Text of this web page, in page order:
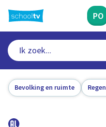
naar
hoofdinhoud
PO
Bevolking en ruimte